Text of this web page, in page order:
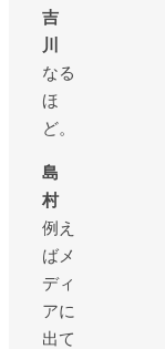
吉
川
なる
ほ
ど。
島
村
例え
ばメ
ディ
アに
出て